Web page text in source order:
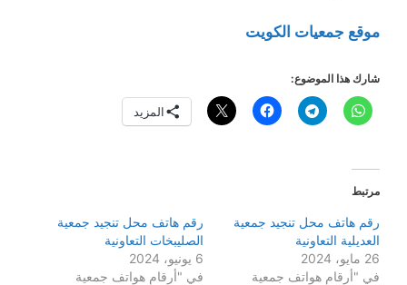
موقع جمعيات الكويت
شارك هذا الموضوع:
المزيد
مرتبط
رقم هاتف محل تنجيد جمعية
العديلية التعاونية
26 مايو، 2024
في "أرقام هواتف جمعية
رقم هاتف محل تنجيد جمعية
الصليبخات التعاونية
6 يونيو، 2024
في "أرقام هواتف جمعية